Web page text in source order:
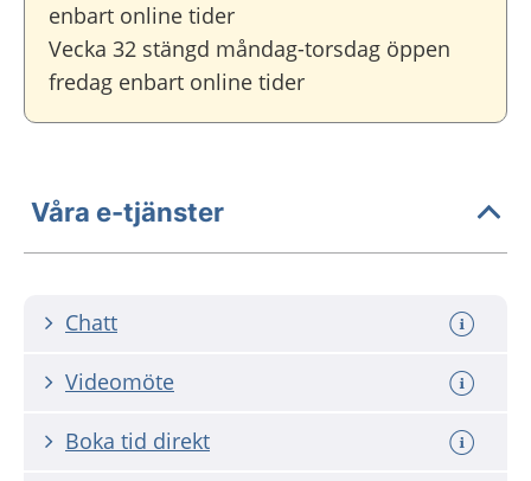
enbart online tider
Vecka 32 stängd måndag-torsdag öppen
fredag enbart online tider
Våra e-tjänster
Chatt
Videomöte
Boka tid direkt